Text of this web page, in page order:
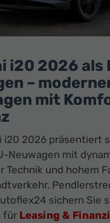
i20 2026 als
–
mit
i20 2026 präsentiert
Neuwagen mit
Technik und hohem
sichern Sie
für Leasing &